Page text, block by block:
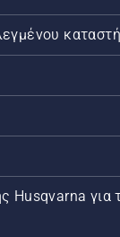
Husqvarna για